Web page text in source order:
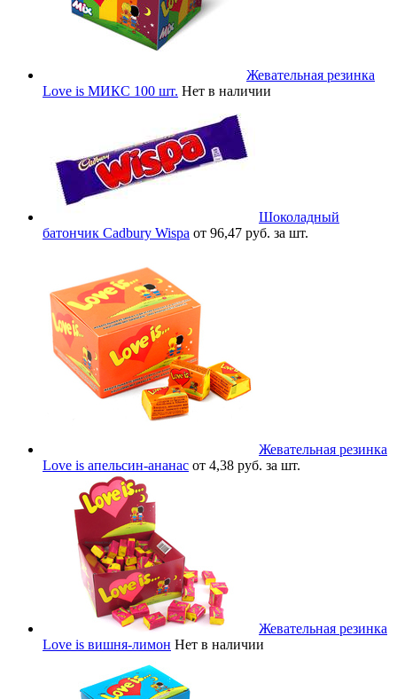
Жевательная резинка
Love is МИКС 100 шт. Нет в наличии
Шоколадный
батончик Cadbury Wispa от 96,47 руб. за шт.
Жевательная резинка
Love is апельсин-ананас от 4,38 руб. за шт.
Жевательная резинка
Love is вишня-лимон Нет в наличии